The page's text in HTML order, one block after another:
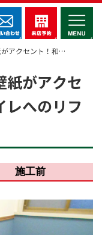
がアクセント！和…
紙がアクセ
レへのリフ
施工前